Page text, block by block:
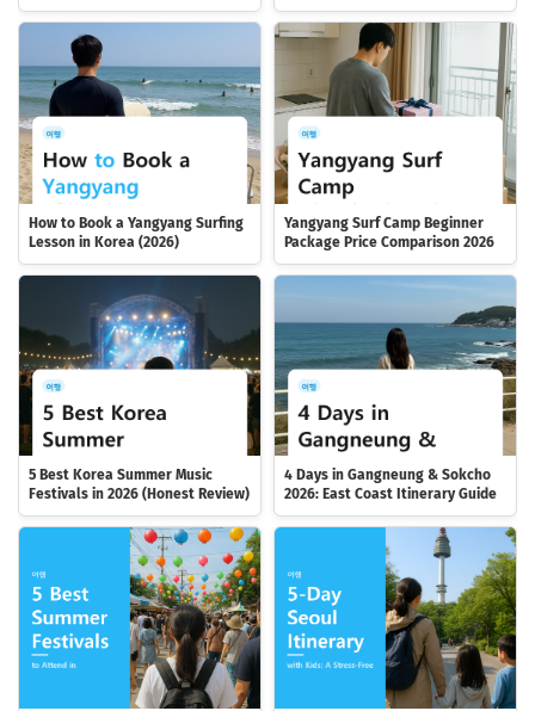
How to Book a Yangyang Surfing
Lesson in Korea (2026)
Yangyang Surf Camp Beginner
Package Price Comparison 2026
5 Best Korea Summer Music
Festivals in 2026 (Honest Review)
4 Days in Gangneung & Sokcho
2026: East Coast Itinerary Guide